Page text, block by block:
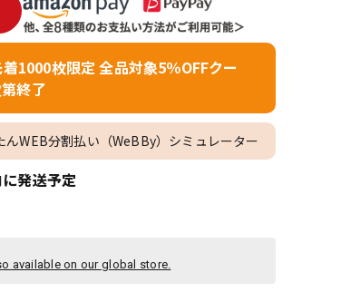
1000枚限定 全品対象5％OFFクー
終了
WEB分割払い（WeBBy）シミュレーター
発送予定
available on our global store.